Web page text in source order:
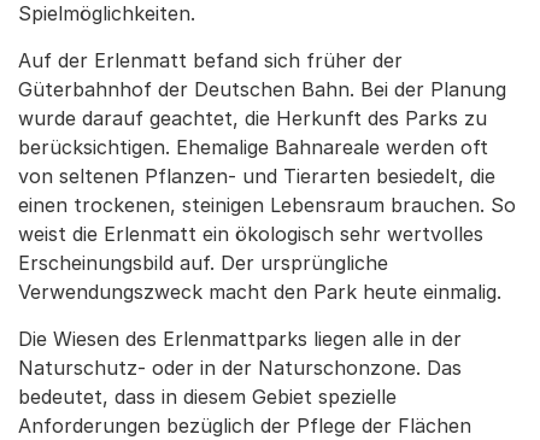
Spielmöglichkeiten.
Auf der Erlenmatt befand sich früher der
Güterbahnhof der Deutschen Bahn. Bei der Planung
wurde darauf geachtet, die Herkunft des Parks zu
berücksichtigen. Ehemalige Bahnareale werden oft
von seltenen Pflanzen- und Tierarten besiedelt, die
einen trockenen, steinigen Lebensraum brauchen. So
weist die Erlenmatt ein ökologisch sehr wertvolles
Erscheinungsbild auf. Der ursprüngliche
Verwendungszweck macht den Park heute einmalig.
Die Wiesen des Erlenmattparks liegen alle in der
Naturschutz- oder in der Naturschonzone. Das
bedeutet, dass in diesem Gebiet spezielle
Anforderungen bezüglich der Pflege der Flächen